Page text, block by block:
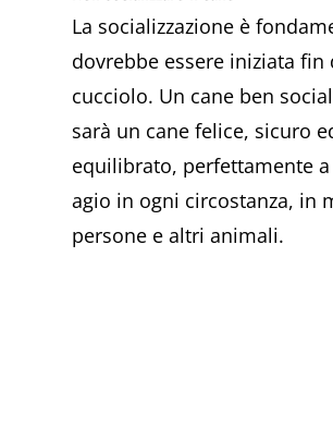
La socializzazione è
dovrebbe essere iniziata fin
cucciolo. Un cane ben
sarà un cane felice, sicuro
equilibrato, perfettamente
agio in ogni circostanza, in
persone e altri animali.